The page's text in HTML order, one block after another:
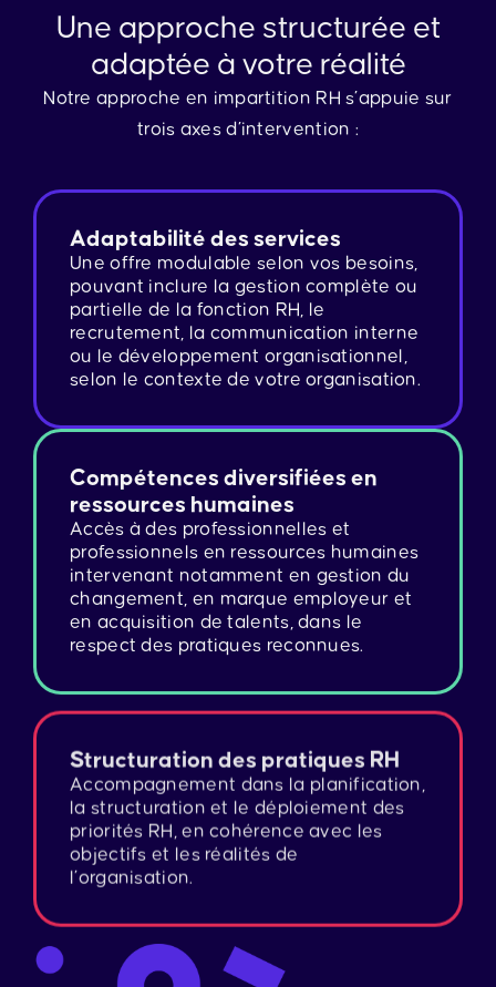
Une approche structurée et
adaptée à votre réalité
Notre approche en impartition RH s’appuie sur
trois axes d’intervention :
Adaptabilité des services
Une offre modulable selon vos besoins,
pouvant inclure la gestion complète ou
partielle de la fonction RH, le
recrutement, la communication interne
ou le développement organisationnel,
selon le contexte de votre organisation.
Compétences diversifiées en
ressources humaines
Accès à des professionnelles et
professionnels en ressources humaines
intervenant notamment en gestion du
changement, en marque employeur et
en acquisition de talents, dans le
respect des pratiques reconnues.
Accompagnement dans la planification,
la structuration et le déploiement des
priorités RH, en cohérence avec les
objectifs et les réalités de
l’organisation.